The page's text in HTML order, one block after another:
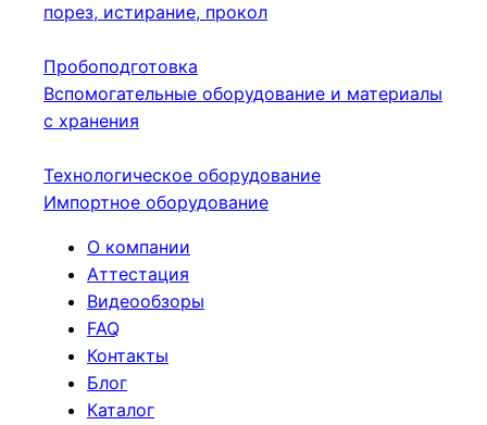
порез, истирание, прокол
Пробоподготовка
Вспомогательные оборудование и материалы
с хранения
Технологическое оборудование
Импортное оборудование
О компании
Аттестация
Видеообзоры
FAQ
Контакты
Блог
Каталог